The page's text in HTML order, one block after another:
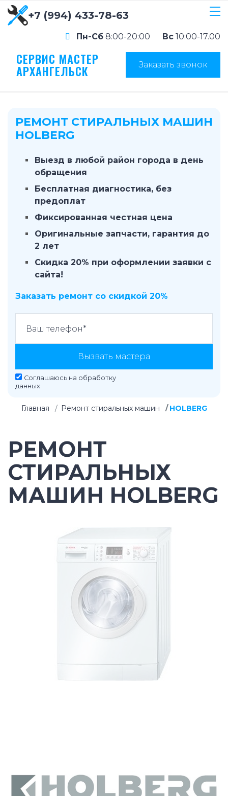
+7 (994) 433-78-63
Пн-Сб 8:00-20:00 Вс 10:00-17.00
СЕРВИС МАСТЕР
АРХАНГЕЛЬСК Заказать звонок
РЕМОНТ СТИРАЛЬНЫХ МАШИН
HOLBERG
Выезд в любой район города в день
обращения
Бесплатная диагностика, без
предоплат
Фиксированная честная цена
Оригинальные запчасти, гарантия до
2 лет
Скидка 20% при оформлении заявки с
сайта!
Заказать ремонт со скидкой 20%
Вызвать мастера
Соглашаюсь на обработку
данных
Главная Ремонт стиральных машин HOLBERG
РЕМОНТ
СТИРАЛЬНЫХ
МАШИН HOLBERG